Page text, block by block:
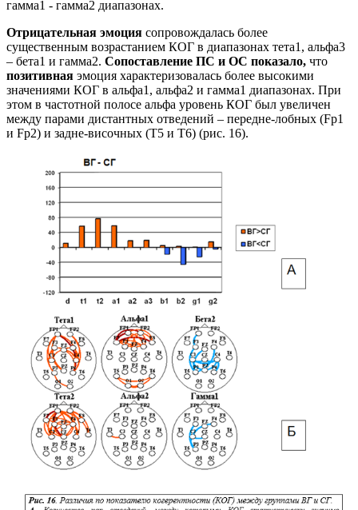
гамма1 - гамма2 диапазонах.
Отрицательная эмоция сопровождалась более
существенным возрастанием КОГ в диапазонах тета1, альфа3
– бета1 и гамма2. Сопоставление ПС и ОС показало, что
позитивная эмоция характеризовалась более высокими
значениями КОГ в альфа1, альфа2 и гамма1 диапазонах. При
этом в частотной полосе альфа уровень КОГ был увеличен
между парами дистантных отведений – передне-лобных (Fp1
и Fp2) и задне-височных (T5 и T6) (рис. 16).